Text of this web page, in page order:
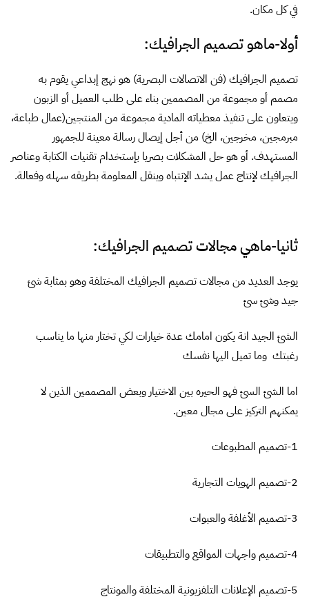
في كل مكان.
أولا-ماهو تصميم الجرافيك:
تصميم الجرافيك (فن الاتصالات البصرية) هو نهج إبداعي يقوم به
مصمم أو مجموعة من المصممين بناء على طلب العميل أو الزبون
ويتعاون على تنفيذ معطياته المادية مجموعة من المنتجين(عمال طباعة،
مبرمجين، مخرجين، الخ) من أجل إيصال رسالة معينة للجمهور
المستهدف. أو هو حل المشكلات بصريا بإستخدام تقنيات الكتابة وعناصر
الجرافيك لإنتاج عمل يشد الإنتباه وينقل المعلومة بطريقه سهله وفعالة.
ثانيا-ماهي مجالات تصميم الجرافيك:
يوجد العديد من مجالات تصميم الجرافيك المختلفة وهو بمثابة شئ
جيد وشئ سئ
الشئ الجيد انة يكون امامك عدة خيارات لكي تختار منها ما يناسب
رغبتك وما تميل اليها نفسك
اما الشئ السئ فهو الحيره بين الاختيار وبعض المصممين الذين لا
يمكنهم التركيز على مجال معين.
1-تصميم المطبوعات
2-تصميم الهويات التجارية
3-تصميم الأغلفة والعبوات
4-تصميم واجهات المواقع والتطبيقات
5-تصميم الإعلانات التلفزيونية المختلفة والمونتاج